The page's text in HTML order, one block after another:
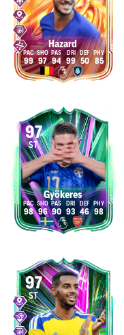
Hazard
99 97 94 99 50 85
97
ST
Gyökeres
98 96 90 93 46 98
97
ST